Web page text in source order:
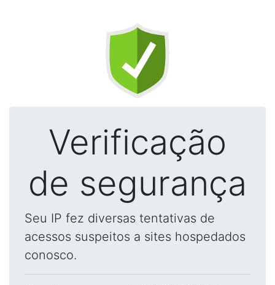
Verificação
de segurança
Seu IP fez diversas tentativas de
acessos suspeitos a sites hospedados
conosco.